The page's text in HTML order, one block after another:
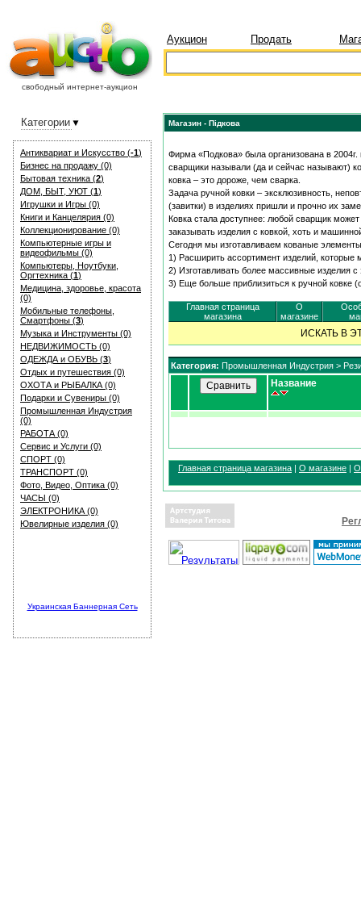
свободный интернет-аукцион
Аукцион Продать
Антиквариат и Искуcство (-1)
Бизнес на продажу (0)
Бытовая техника (2)
ДОМ, БЫТ, УЮТ (1)
Игрушки и Игры (0)
Книги и Канцелярия (0)
Коллекционирование (0)
Компьютерные игры и
видеофильмы (0)
Компьютеры, Ноутбуки,
Оргтехника (1)
Медицина, здоровье, красота
(0)
Мобильные телефоны,
Смартфоны (3)
Музыка и Инструменты (0)
НЕДВИЖИМОСТЬ (0)
ОДЕЖДА и ОБУВЬ (3)
Отдых и путешествия (0)
ОХОТА и РЫБАЛКА (0)
Подарки и Сувениры (0)
Промышленная Индустрия
(0)
РАБОТА (0)
Сервис и Услуги (0)
СПОРТ (0)
ТРАНСПОРТ (0)
Фото, Видео, Оптика (0)
ЧАСЫ (0)
ЭЛЕКТРОНИКА (0)
Ювелирные изделия (0)
Украинская Баннерная Сеть
Категории Магазин - Підкова
Фирма «Подкова» была организована в
сварщики называли (да и сейчас называют)
ковка – это дороже, чем сварка.
Задача ручной ковки – эксклюзивность,
(завитки) в изделиях пришли и прочно их
Ковка стала доступнее: любой сварщик
заказывать изделия с ковкой, хоть и
Сегодня мы изготавливаем кованые
1) Расширить ассортимент изделий, которые
2) Изготавливать более массивные изделия
3) Еще больше приблизиться к ручной ковке
Главная страница
магазина
О
магазине
ИСКАТЬ В
Категория: Промышленная Индустрия >
Название
Главная страница магазина | О магазине |